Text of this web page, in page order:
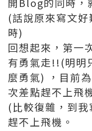
(話說原來寫文
時)
回想起來，第一
有勇氣走!!(明明
麼勇氣) ，目前
次差點趕不上飛
(比較復雜，到
趕不上飛機。